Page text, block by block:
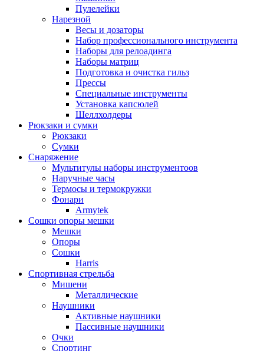
Пулелейки
Нарезной
Весы и дозаторы
Набор профессионального инструмента
Наборы для релоадинга
Наборы матриц
Подготовка и очистка гильз
Прессы
Специальные инструменты
Установка капсюлей
Шеллхолдеры
Рюкзаки и сумки
Рюкзаки
Сумки
Снаряжение
Мультитулы наборы инструментоов
Наручные часы
Термосы и термокружки
Фонари
Armytek
Сошки опоры мешки
Мешки
Опоры
Сошки
Harris
Спортивная стрельба
Мишени
Металлические
Наушники
Активные наушники
Пассивные наушники
Очки
Спортинг